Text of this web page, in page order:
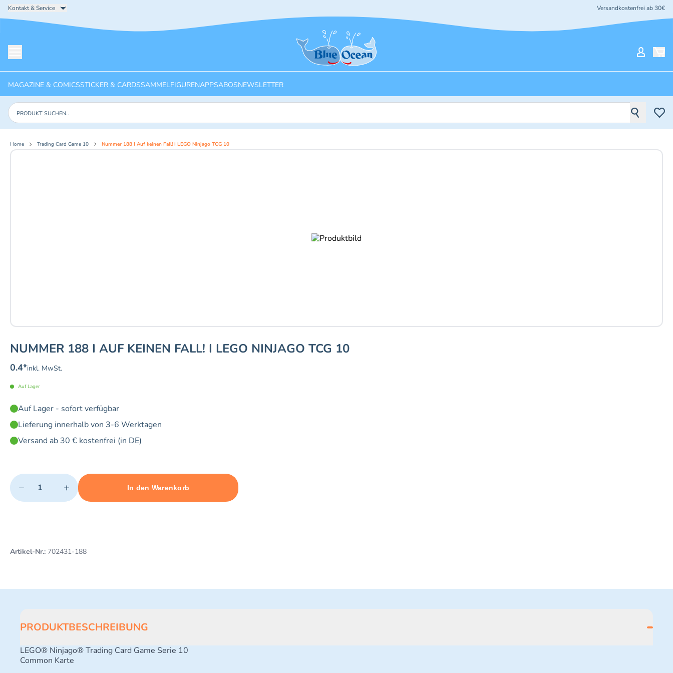
Kontakt & Service Versandkostenfrei ab 30€
Startseite
MAGAZINE & COMICSSTICKER & CARDSSAMMELFIGURENAPPSABOSNEWSLETTER
Produkte suchen
Home Trading Card Game 10 Nummer 188 I Auf keinen Fall! I LEGO Ninjago TCG 10
NUMMER 188 I AUF KEINEN FALL! I LEGO NINJAGO TCG 10
0.4*inkl. MwSt.
Auf Lager
Auf Lager - sofort verfügbar
Lieferung innerhalb von 3-6 Werktagen
Versand ab 30 € kostenfrei (in DE)
Quantity
− +
Minimum quantity: 1 Maximum quantity: 3
In den Warenkorb
Add 1 item to cart
Artikel-Nr.: 702431-188
PRODUKTBESCHREIBUNG
LEGO® Ninjago® Trading Card Game Serie 10
Common Karte